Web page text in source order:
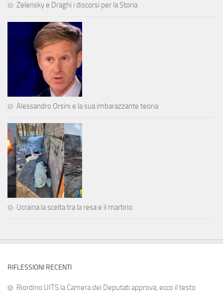
Zelensky e Draghi i discorsi per la Storia
Alessandro Orsini e la sua imbarazzante teoria
Ucraina la scelta tra la resa e il martirio
RIFLESSIONI RECENTI
Riordino UITS la Camera dei Deputati approva, ecco il testo